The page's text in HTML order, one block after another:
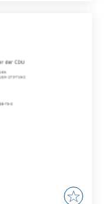
und dies
eine feste
Professor
für
Professor
Universität
Professor Dr.